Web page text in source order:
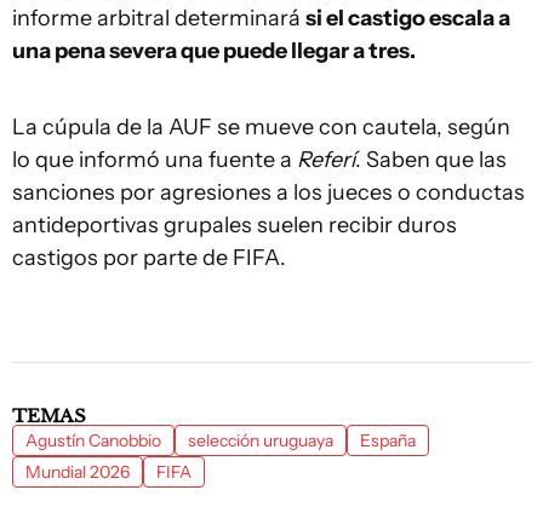
informe arbitral determinará si el castigo escala a
una pena severa que puede llegar a tres.
La cúpula de la AUF se mueve con cautela, según
lo que informó una fuente a Referí. Saben que las
sanciones por agresiones a los jueces o conductas
antideportivas grupales suelen recibir duros
castigos por parte de FIFA.
TEMAS
Agustín Canobbio selección uruguaya
España
Mundial 2026
FIFA